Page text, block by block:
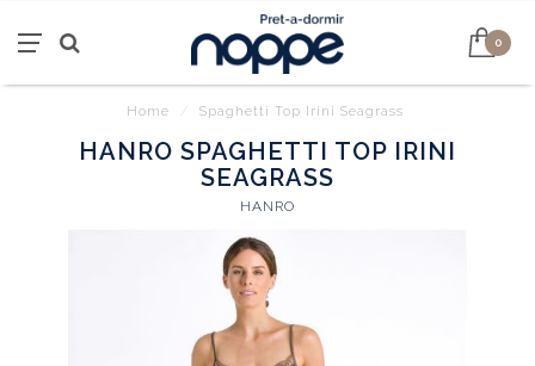
0
Home Spaghetti Top Irini Seagrass
HANRO SPAGHETTI TOP IRINI
SEAGRASS
HANRO